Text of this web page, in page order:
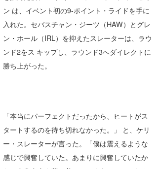
ン は、イベント初の9-ポイント・ライドを手に
入れた。セバスチャン・ジーツ（HAW）とグレ
ン・ホール（IRL）を抑えたスレーターは、ラウ
ンド2をス キップし、ラウンド3へダイレクトに
勝ち上がった。
「本当にパーフェクトだったから、ヒートがス
タートするのを待ち切れなかった。」 と、ケリ
ー・スレーターが言った。「僕は震えるような
感じで興奮していた。あまりに興奮していたか
喜納海人
KID
KY
OYZ
S.K
Soulman